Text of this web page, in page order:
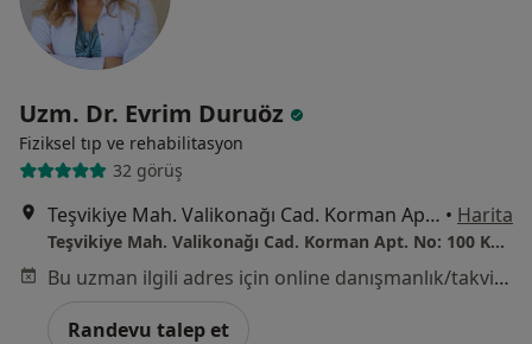
Uzm. Dr. Evrim Duruöz
Fiziksel tıp ve rehabilitasyon
32 görüş
Teşvikiye Mah. Valikonağı Cad. Korman Apt. No: 100 Kat:4 Nişantaşı, İstanbul • Harita
Teşvikiye Mah. Valikonağı Cad. Korman Apt. No: 100 Kat:4 Nişantaşı, İstanbul
Bu uzman ilgili adres için online danışmanlık/takvim sunmuyor.
Randevu talep et